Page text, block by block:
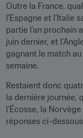
Outre la France,
l’Espagne et l’Italie
partie l’an prochain
juin dernier, et
gagnant le match
semaine.
Restaient donc
la dernière journée,
l’Écosse, la
réponses ci-